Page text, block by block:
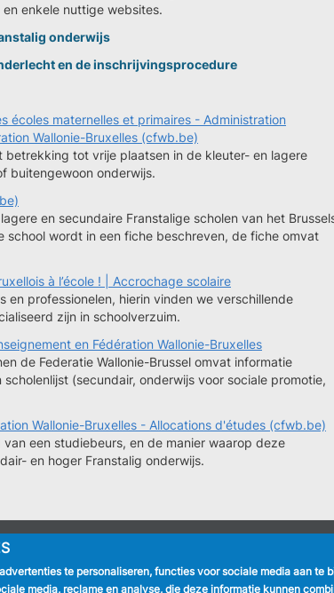
enkele nuttige websites.
onderwijs
en de inschrijvingsprocedure
écoles maternelles et primaires - Administration
Wallonie-Bruxelles (cfwb.be)
betrekking tot vrije plaatsen in de kleuter- en lagere
buitengewoon onderwijs.
en secundaire Franstalige scholen van het
school wordt in een fiche beschreven, de fiche omvat
à l’école ! | Accrochage scolaire
en professionelen, hierin vinden we verschillende
zijn in schoolverzuim.
en Fédération Wallonie-Bruxelles
de Federatie Wallonie-Brussel omvat informatie
(secundair, onderwijs voor sociale promotie,
Wallonie-Bruxelles - Allocations d'études (cfwb.be)
een studiebeurs, en de manier waarop deze
en hoger Franstalig onderwijs.
Formulieren
te personaliseren, functies voor sociale media aan
media, reclame en analyse, die deze informatie kunnen